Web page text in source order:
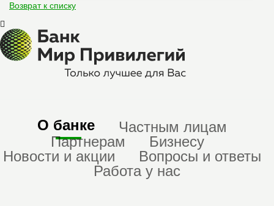
Возврат к списку
О банке Частным лицам
Партнерам Бизнесу
Новости и акции Вопросы и ответы
Работа у нас